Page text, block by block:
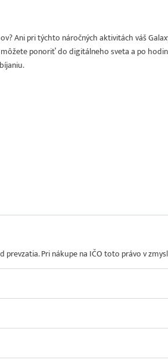
Ani pri týchto náročných aktivitách váš
ponoriť do digitálneho sveta a po
Pri nákupe na IČO toto právo v